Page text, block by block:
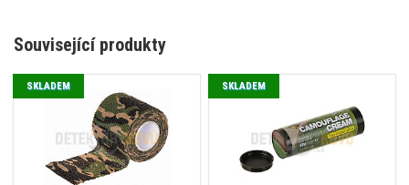
Související produkty
SKLADEM SKLADEM